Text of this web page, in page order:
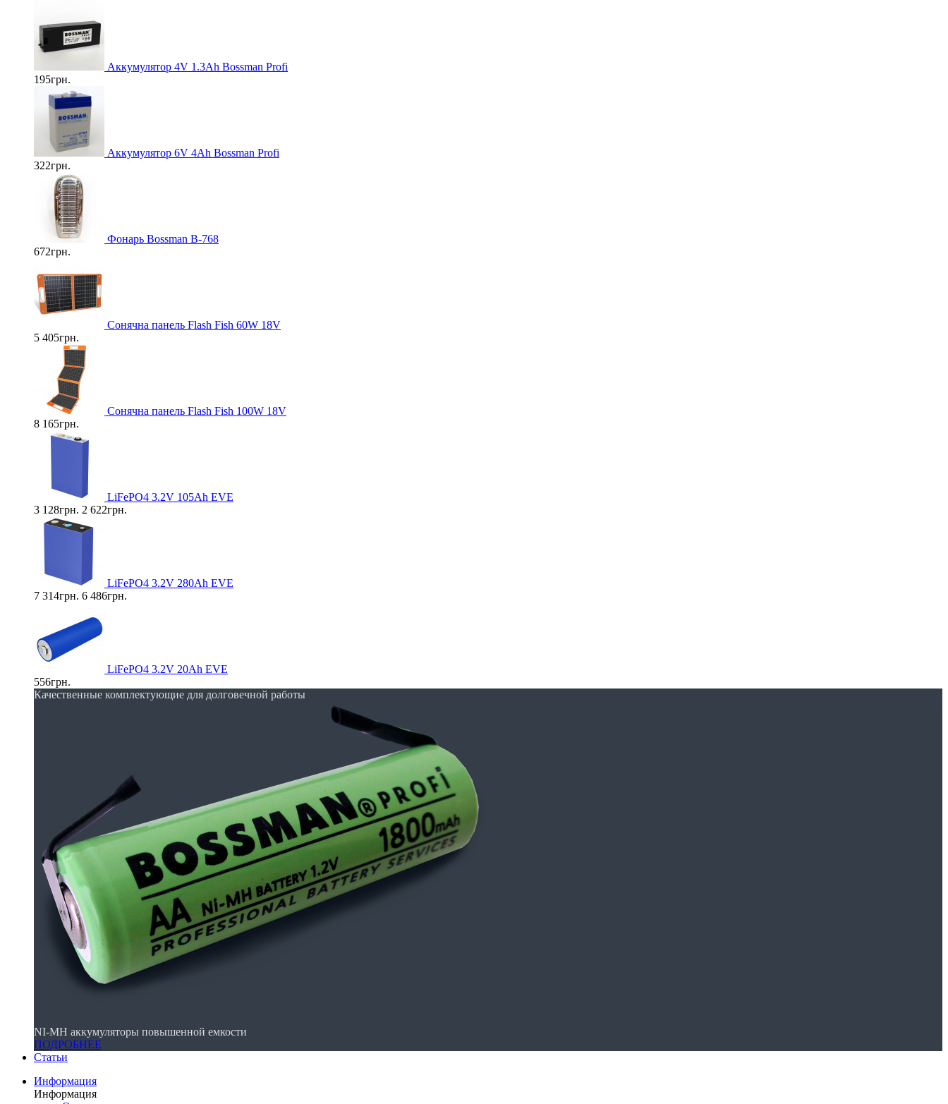
Аккумулятор 4V 1.3Ah Bossman Profi
195грн.
Аккумулятор 6V 4Ah Bossman Profi
322грн.
Фонарь Bossman B-768
672грн.
Cонячна панель Flash Fish 60W 18V
5 405грн.
Cонячна панель Flash Fish 100W 18V
8 165грн.
LiFePO4 3.2V 105Ah EVE
3 128грн. 2 622грн.
LiFePO4 3.2V 280Ah EVE
7 314грн. 6 486грн.
LiFePO4 3.2V 20Ah EVE
556грн.
Качественные комплектующие для долговечной работы
NI-MH аккумуляторы повышенной емкости
ПОДРОБНЕЕ
Статьи
Информация
Информация